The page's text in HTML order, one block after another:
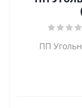
ПП